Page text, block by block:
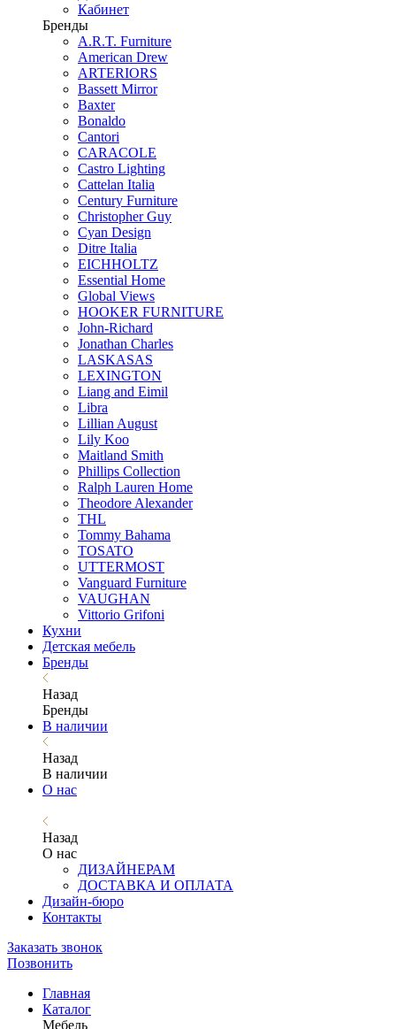
Кабинет
Бренды
A.R.T. Furniture
American Drew
ARTERIORS
Bassett Mirror
Baxter
Bonaldo
Cantori
CARACOLE
Castro Lighting
Cattelan Italia
Century Furniture
Christopher Guy
Cyan Design
Ditre Italia
EICHHOLTZ
Essential Home
Global Views
HOOKER FURNITURE
John-Richard
Jonathan Charles
LASKASAS
LEXINGTON
Liang and Eimil
Libra
Lillian August
Lily Koo
Maitland Smith
Phillips Collection
Ralph Lauren Home
Theodore Alexander
THL
Tommy Bahama
TOSATO
UTTERMOST
Vanguard Furniture
VAUGHAN
Vittorio Grifoni
Кухни
Детская мебель
Бренды
Назад
Бренды
В наличии
Назад
В наличии
О нас
Назад
О нас
ДИЗАЙНЕРАМ
ДОСТАВКА И ОПЛАТА
Дизайн-бюро
Контакты
Заказать звонок
Позвонить
Главная
Каталог
Мебель